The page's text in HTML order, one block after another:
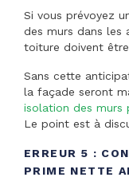
Si vous prévoyez
des murs dans les
toiture doivent
Sans cette
la façade seront
isolation des murs
Le point est à
ERREUR 5 :
PRIME NETTE